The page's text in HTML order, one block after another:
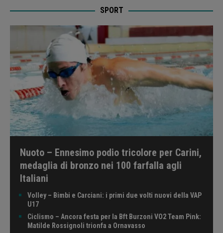
SPORT
Nuoto – Ennesimo podio tricolore per Carini,
medaglia di bronzo nei 100 farfalla agli
Italiani
Volley – Bimbi e Carciani: i primi due volti nuovi della VAP
U17
Ciclismo – Ancora festa per la Bft Burzoni VO2 Team Pink:
Matilde Rossignoli trionfa a Ornavasso